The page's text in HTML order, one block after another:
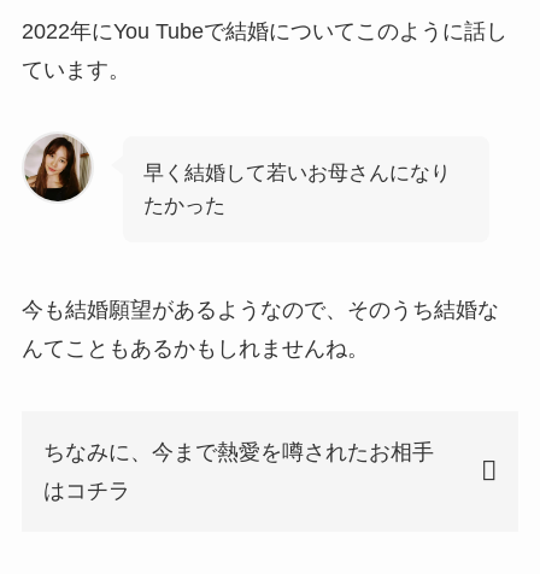
2022年にYou Tubeで結婚についてこのように話し
ています。
早く結婚して若いお母さんになり
たかった
今も結婚願望があるようなので、そのうち結婚な
んてこともあるかもしれませんね。
ちなみに、今まで熱愛を噂されたお相手
はコチラ